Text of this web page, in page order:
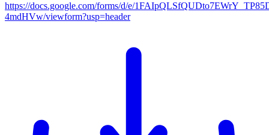
https://docs.google.com/forms/d/e/
4mdHVw/viewform?usp=header